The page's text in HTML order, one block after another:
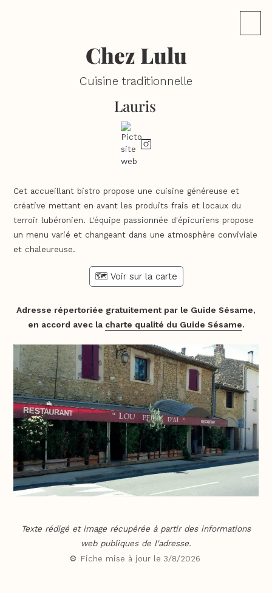
Chez Lulu
Cuisine traditionnelle
Lauris
Cet accueillant bistro propose une cuisine généreuse et
créative mettant en avant les produits frais et locaux du
terroir lubéronien. L'équipe passionnée d'épicuriens propose
un menu varié et changeant dans une atmosphère conviviale
et chaleureuse.
🗺️ Voir sur la carte
Adresse répertoriée gratuitement par le Guide Sésame,
en accord avec la charte qualité du Guide Sésame.
Texte rédigé et image récupérée à partir des informations
web publiques de l'adresse.
⚙️ Fiche mise à jour le 3/8/2026